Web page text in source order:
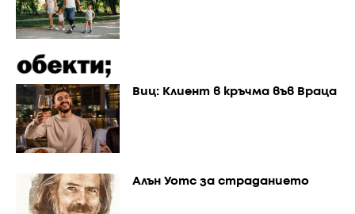
Виц: Клиент в кръчма във Враца
Алън Уотс за страданието